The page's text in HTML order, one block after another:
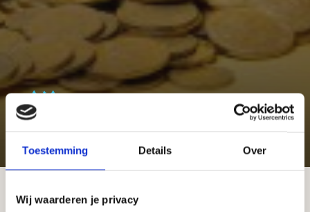
Toestemming Details Over
Wij waarderen je privacy
6 weetjes over spaarpotten
Tegenwoordig hebben spaarpotten een uitgang